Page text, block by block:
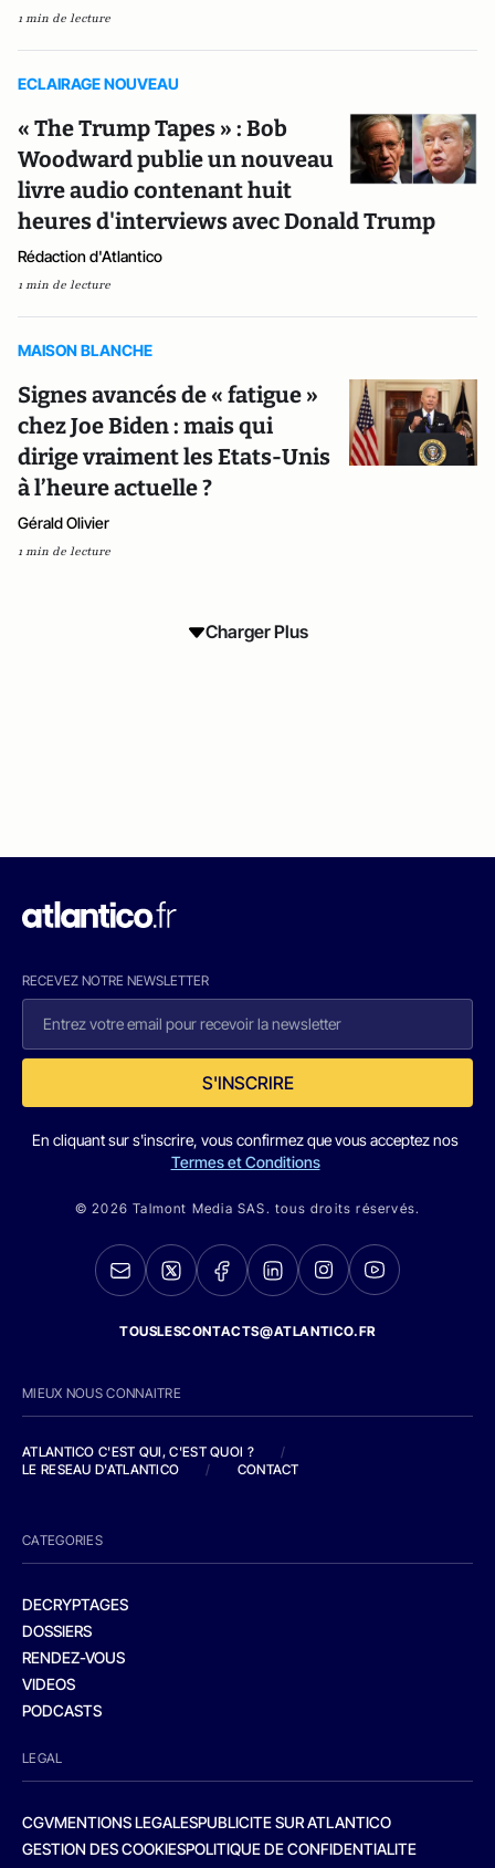
1 min de lecture
ECLAIRAGE NOUVEAU
« The Trump Tapes » : Bob
Woodward publie un nouveau
livre audio contenant huit
heures d'interviews avec Donald Trump
Rédaction d'Atlantico
1 min de lecture
MAISON BLANCHE
Signes avancés de « fatigue »
chez Joe Biden : mais qui
dirige vraiment les Etats-Unis
à l’heure actuelle ?
Gérald Olivier
1 min de lecture
Charger Plus
RECEVEZ NOTRE NEWSLETTER
S'INSCRIRE
En cliquant sur s'inscrire, vous confirmez que vous acceptez nos
Termes et Conditions
© 2026 Talmont Media SAS. tous droits réservés.
TOUSLESCONTACTS@ATLANTICO.FR
MIEUX NOUS CONNAITRE
ATLANTICO C'EST QUI, C'EST QUOI ?
/
LE RESEAU D'ATLANTICO
/ CONTACT
CATEGORIES
DECRYPTAGES
DOSSIERS
RENDEZ-VOUS
VIDEOS
PODCASTS
LEGAL
CGVMENTIONS LEGALESPUBLICITE SUR ATLANTICO
GESTION DES COOKIESPOLITIQUE DE CONFIDENTIALITE